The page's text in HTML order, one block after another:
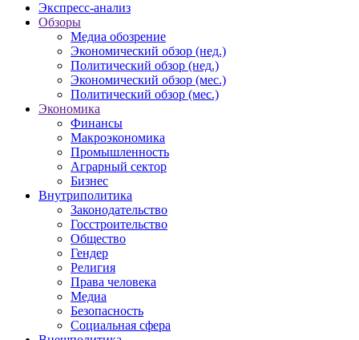
Экспресс-анализ
Обзоры
Медиа обозрение
Экономический обзор (нед.)
Политический обзор (нед.)
Экономический обзор (мес.)
Политический обзор (мес.)
Экономика
Финансы
Макроэкономика
Промышленность
Аграрный сектор
Бизнес
Внутриполитика
Законодательство
Госстроительство
Общество
Гендер
Религия
Права человека
Медиа
Безопасность
Социальная сфера